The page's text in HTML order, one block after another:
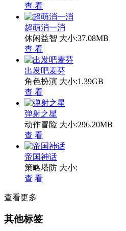
查 看
超萌消一消
休闲益智 大小:37.08MB
查 看
出发吧麦芬
角色扮演 大小:1.39GB
查 看
弹射之星
动作冒险 大小:296.20MB
查 看
帝国神话
策略塔防 大小:
查 看
查看更多
其他标签